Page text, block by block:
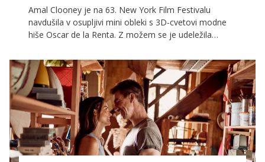
Amal Clooney je na 63. New York Film Festivalu
navdušila v osupljivi mini obleki s 3D-cvetovi modne
hiše Oscar de la Renta. Z možem se je udeležila